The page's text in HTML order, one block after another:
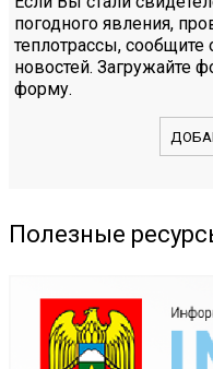
погодного явления,
теплотрассы,
новостей. Загружайте
форму.
Полезные